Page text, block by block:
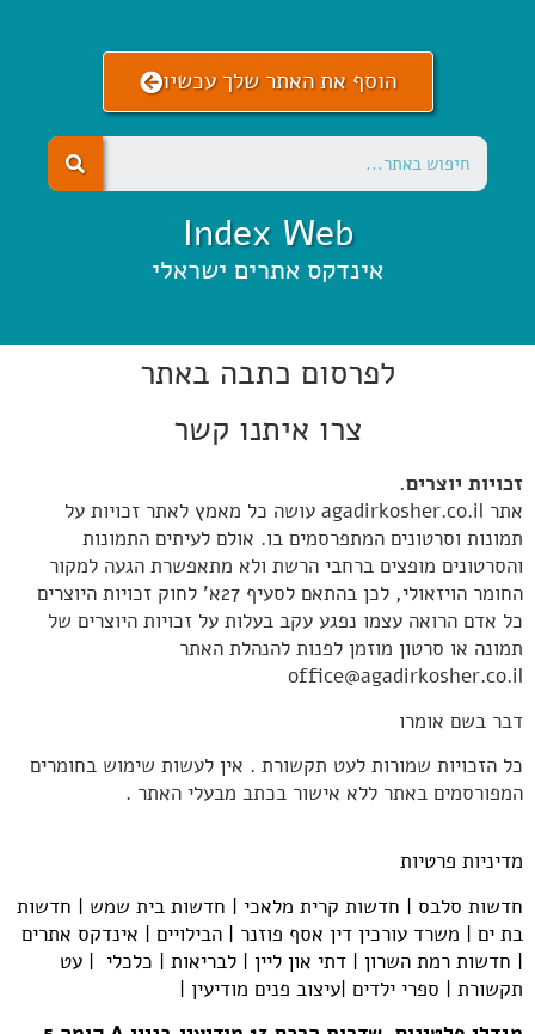
הוסף את האתר שלך עכשיו
Index Web
אינדקס אתרים ישראלי
לפרסום כתבה באתר
צרו איתנו קשר
זכויות יוצרים.
אתר agadirkosher.co.il עושה כל מאמץ לאתר זכויות על
תמונות וסרטונים המתפרסמים בו. אולם לעיתים התמונות
והסרטונים מופצים ברחבי הרשת ולא מתאפשרת הגעה למקור
החומר הויזאולי, לכן בהתאם לסעיף 27א' לחוק זכויות היוצרים
כל אדם הרואה עצמו נפגע עקב בעלות על זכויות היוצרים של
תמונה או סרטון מוזמן לפנות להנהלת האתר
office@agadirkosher.co.il
דבר בשם אומרו
כל הזכויות שמורות לעט תקשורת . אין לעשות שימוש בחומרים
המפורסמים באתר ללא אישור בכתב מבעלי האתר .
מדיניות פרטיות
חדשות סלבס | חדשות קרית מלאכי | חדשות בית שמש | חדשות
בת ים | משרד עורכין דין אסף פוזנר | הבילויים | אינדקס אתרים
| חדשות רמת השרון | דתי און ליין | לבריאות | כלכלי | עט
תקשורת | ספרי ילדים |עיצוב פנים מודיעין |